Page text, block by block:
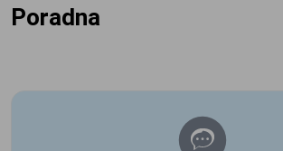
Poradna